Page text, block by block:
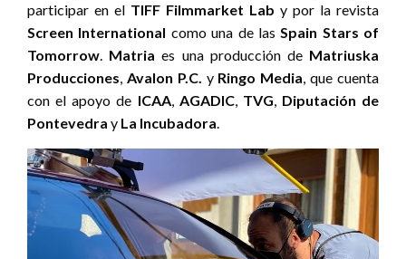
participar en el TIFF Filmmarket Lab y por la revista
Screen International como una de lasSpain Stars of
Tomorrow. Matriaes una producción de Matriuska
Producciones, Avalon P.C. y Ringo Media, que cuenta
con el apoyo de ICAA, AGADIC, TVG, Diputación de
Pontevedra y La Incubadora.